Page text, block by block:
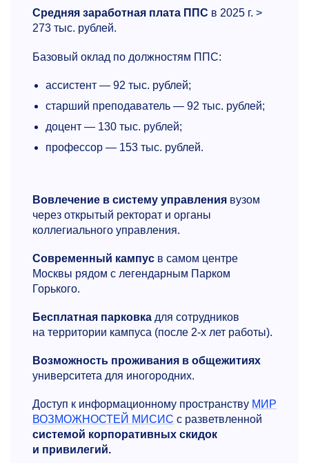
Средняя заработная плата ППС в 2025 г. >
273 тыс. рублей.
Базовый оклад по должностям ППС:
ассистент — 92 тыс. рублей;
старший преподаватель — 92 тыс. рублей;
доцент — 130 тыс. рублей;
профессор — 153 тыс. рублей.
Вовлечение в систему управления вузом
через открытый ректорат и органы
коллегиального управления.
Современный кампус в самом центре
Москвы рядом с легендарным Парком
Горького.
Бесплатная парковка для сотрудников
на территории кампуса (после 2-х лет работы).
Возможность проживания в общежитиях
университета для иногородних.
Доступ к информационному пространству МИР
ВОЗМОЖНОСТЕЙ МИСИС с разветвленной
системой корпоративных скидок
и привилегий.